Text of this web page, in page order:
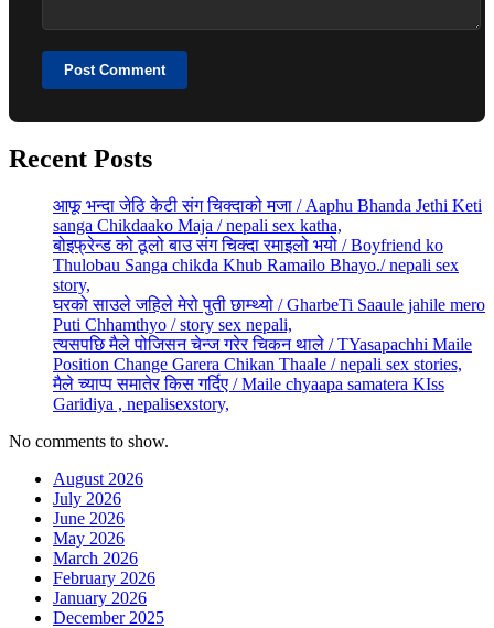
Post Comment
Recent Posts
आफू भन्दा जेठि केटी संग चिक्दाको मजा / Aaphu Bhanda Jethi Keti
sanga Chikdaako Maja / nepali sex katha,
बोइफ्रेन्ड को ठूलो बाउ संग चिक्दा रमाइलो भयो / Boyfriend ko
Thulobau Sanga chikda Khub Ramailo Bhayo./ nepali sex
story,
घरको साउले जहिले मेरो पुती छाम्थ्यो / GharbeTi Saaule jahile mero
Puti Chhamthyo / story sex nepali,
त्यसपछि मैले पोजिसन चेन्ज गरेर चिकन थाले / TYasapachhi Maile
Position Change Garera Chikan Thaale / nepali sex stories,
मैले च्याप्प समातेर किस गर्दिए / Maile chyaapa samatera KIss
Garidiya , nepalisexstory,
No comments to show.
August 2026
July 2026
June 2026
May 2026
March 2026
February 2026
January 2026
December 2025